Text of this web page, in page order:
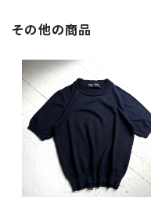
その他の商品